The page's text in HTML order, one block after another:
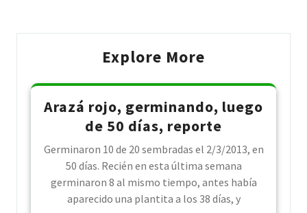
Explore More
Arazá rojo, germinando, luego
de 50 días, reporte
Germinaron 10 de 20 sembradas el 2/3/2013, en
50 días. Recién en esta última semana
germinaron 8 al mismo tiempo, antes había
aparecido una plantita a los 38 días, y